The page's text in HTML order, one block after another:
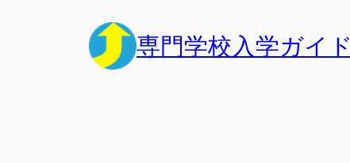
専門学校入学ガイド